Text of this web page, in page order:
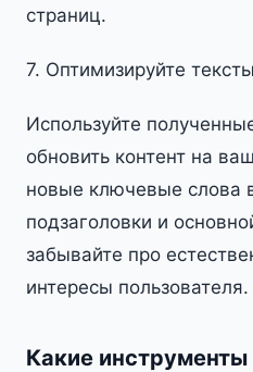
страниц.
7. Оптимизируйте
Используйте
обновить контент на
новые ключевые слова
подзаголовки и
забывайте про
интересы пользователя.
Какие инструменты